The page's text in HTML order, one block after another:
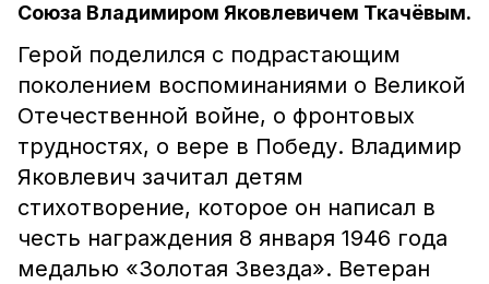
Союза Владимиром Яковлевичем Ткачёвым.
Герой поделился с подрастающим
поколением воспоминаниями о Великой
Отечественной войне, о фронтовых
трудностях, о вере в Победу. Владимир
Яковлевич зачитал детям
стихотворение, которое он написал в
честь награждения 8 января 1946 года
медалью «Золотая Звезда». Ветеран